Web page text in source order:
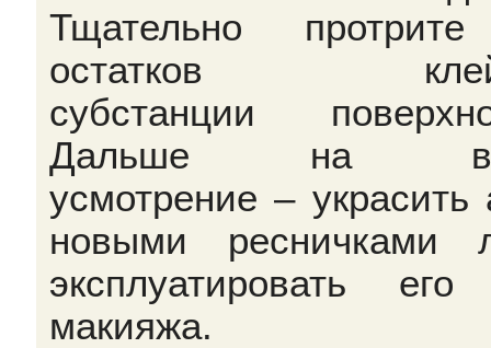
Тщательно
остатков
субстанции
Дальше на
усмотрение – украсить
новыми ресничками
эксплуатировать
макияжа.